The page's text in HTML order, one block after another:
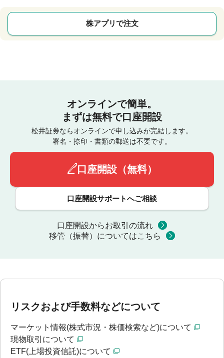
株アプリで注文
オンラインで簡単。
まずは無料で口座開設
松井証券ならオンラインで申し込みが完結します。
署名・捺印・書類の郵送は不要です。
口座開設（無料）
口座開設サポートへご相談
口座開設からお取引の流れ
移管（振替）についてはこちら
リスクおよび手数料などについて
マーケット情報(株式市況・株価検索など)について
現物取引について
ETF(上場投資信託)について